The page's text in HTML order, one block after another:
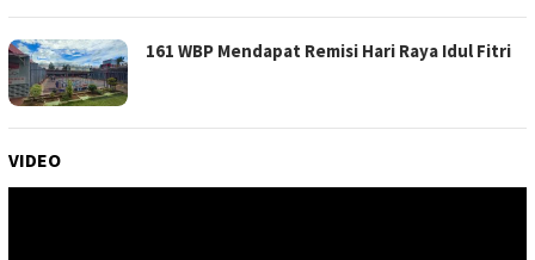
161 WBP Mendapat Remisi Hari Raya Idul Fitri
VIDEO